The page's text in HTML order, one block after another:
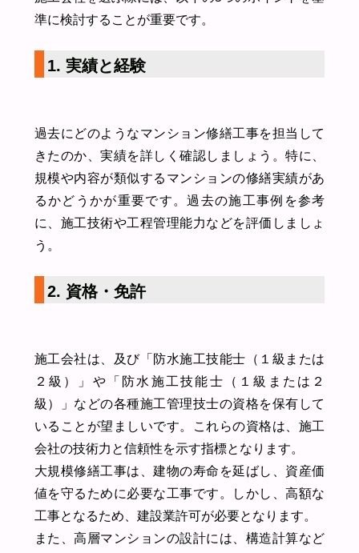
準に検討することが重要です。
1. 実績と経験
過去にどのようなマンション修繕工事を担当して
きたのか、実績を詳しく確認しましょう。特に、
規模や内容が類似するマンションの修繕実績があ
るかどうかが重要です。過去の施工事例を参考
に、施工技術や工程管理能力などを評価しましょ
う。
2. 資格・免許
施工会社は、及び「防水施工技能士（１級または
２級）」や「防水施工技能士（１級または２
級）」などの各種施工管理技士の資格を保有して
いることが望ましいです。これらの資格は、施工
会社の技術力と信頼性を示す指標となります。
大規模修繕工事は、建物の寿命を延ばし、資産価
値を守るために必要な工事です。しかし、高額な
工事となるため、建設業許可が必要となります。
また、高層マンションの設計には、構造計算など